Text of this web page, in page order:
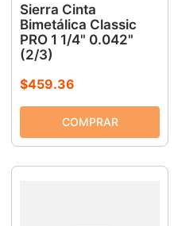
Sierra Cinta
Bimetálica Classic
PRO 1 1/4" 0.042"
(2/3)
$459.36